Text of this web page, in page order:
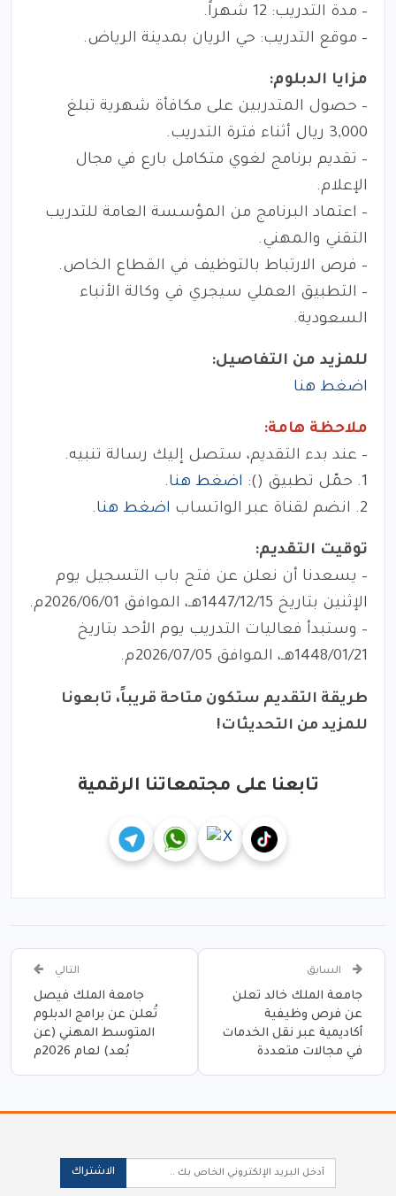
– مدة التدريب: 12 شهراً.
– موقع التدريب: حي الريان بمدينة الرياض.
مزايا الدبلوم:
– حصول المتدربين على مكافأة شهرية تبلغ
3,000 ريال أثناء فترة التدريب.
– تقديم برنامج لغوي متكامل بارع في مجال
الإعلام.
– اعتماد البرنامج من المؤسسة العامة للتدريب
التقني والمهني.
– فرص الارتباط بالتوظيف في القطاع الخاص.
– التطبيق العملي سيجري في وكالة الأنباء
السعودية.
للمزيد من التفاصيل:
اضغط هنا
ملاحظة هامة:
– عند بدء التقديم، ستصل إليك رسالة تنبيه.
1. حمّل تطبيق (
): اضغط هنا.
2. انضم لقناة عبر الواتساب
اضغط هنا.
توقيت التقديم:
– يسعدنا أن نعلن عن فتح باب التسجيل يوم
الإثنين بتاريخ 1447/12/15هـ، الموافق 2026/06/01م.
– وستبدأ فعاليات التدريب يوم الأحد بتاريخ
1448/01/21هـ، الموافق 2026/07/05م.
طريقة التقديم ستكون متاحة قريباً، تابعونا
للمزيد من التحديثات!
تابعنا على مجتمعاتنا الرقمية
السابق
جامعة الملك خالد تعلن
عن فرص وظيفية
أكاديمية عبر نقل الخدمات
في مجالات متعددة
التالي
جامعة الملك فيصل
تُعلن عن برامج الدبلوم
المتوسط المهني (عن
بُعد) لعام 2026م
الاشتراك